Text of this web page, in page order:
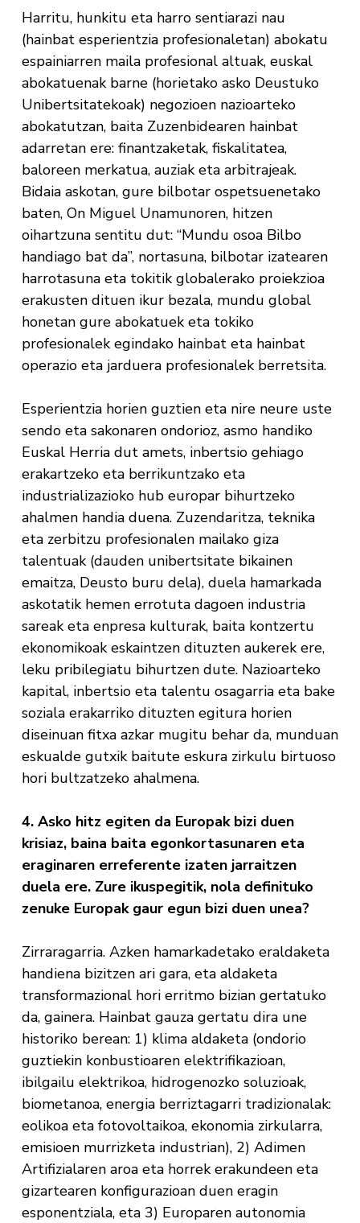
Harritu, hunkitu eta harro sentiarazi nau
(hainbat esperientzia profesionaletan) abokatu
espainiarren maila profesional altuak, euskal
abokatuenak barne (horietako asko Deustuko
Unibertsitatekoak) negozioen nazioarteko
abokatutzan, baita Zuzenbidearen hainbat
adarretan ere: finantzaketak, fiskalitatea,
baloreen merkatua, auziak eta arbitrajeak.
Bidaia askotan, gure bilbotar ospetsuenetako
baten, On Miguel Unamunoren, hitzen
oihartzuna sentitu dut: “Mundu osoa Bilbo
handiago bat da”, nortasuna, bilbotar izatearen
harrotasuna eta tokitik globalerako proiekzioa
erakusten dituen ikur bezala, mundu global
honetan gure abokatuek eta tokiko
profesionalek egindako hainbat eta hainbat
operazio eta jarduera profesionalek berretsita.
Esperientzia horien guztien eta nire neure uste
sendo eta sakonaren ondorioz, asmo handiko
Euskal Herria dut amets, inbertsio gehiago
erakartzeko eta berrikuntzako eta
industrializazioko hub europar bihurtzeko
ahalmen handia duena. Zuzendaritza, teknika
eta zerbitzu profesionalen mailako giza
talentuak (dauden unibertsitate bikainen
emaitza, Deusto buru dela), duela hamarkada
askotatik hemen errotuta dagoen industria
sareak eta enpresa kulturak, baita kontzertu
ekonomikoak eskaintzen dituzten aukerek ere,
leku pribilegiatu bihurtzen dute. Nazioarteko
kapital, inbertsio eta talentu osagarria eta bake
soziala erakarriko dituzten egitura horien
diseinuan fitxa azkar mugitu behar da, munduan
eskualde gutxik baitute eskura zirkulu birtuoso
hori bultzatzeko ahalmena.
4. Asko hitz egiten da Europak bizi duen
krisiaz, baina baita egonkortasunaren eta
eraginaren erreferente izaten jarraitzen
duela ere. Zure ikuspegitik, nola definituko
zenuke Europak gaur egun bizi duen unea?
Zirraragarria. Azken hamarkadetako eraldaketa
handiena bizitzen ari gara, eta aldaketa
transformazional hori erritmo bizian gertatuko
da, gainera. Hainbat gauza gertatu dira une
historiko berean: 1) klima aldaketa (ondorio
guztiekin konbustioaren elektrifikazioan,
ibilgailu elektrikoa, hidrogenozko soluzioak,
biometanoa, energia berriztagarri tradizionalak:
eolikoa eta fotovoltaikoa, ekonomia zirkularra,
emisioen murrizketa industrian), 2) Adimen
Artifizialaren aroa eta horrek erakundeen eta
gizartearen konfigurazioan duen eragin
esponentziala, eta 3) Europaren autonomia